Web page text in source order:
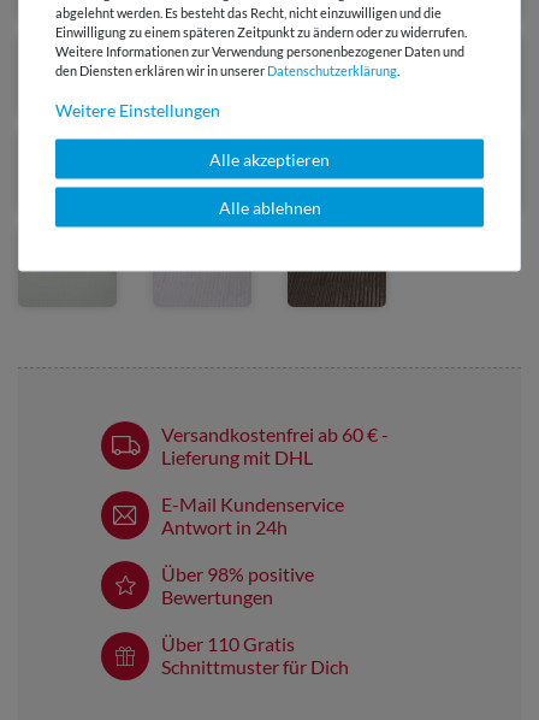
Versandkostenfrei ab 60 € -
Lieferung mit DHL
E-Mail Kundenservice
Antwort in 24h
Über 98% positive
Bewertungen
Über 110 Gratis
Schnittmuster für Dich
abgelehnt werden. Es besteht das Recht, nicht einzuwilligen und die
Einwilligung zu einem späteren Zeitpunkt zu ändern oder zu widerrufen.
Weitere Informationen zur Verwendung personenbezogener Daten und
den Diensten erklären wir in unserer Daten­schutz­erklärung
Weitere Einstellungen
Alle akzeptieren
Alle ablehnen